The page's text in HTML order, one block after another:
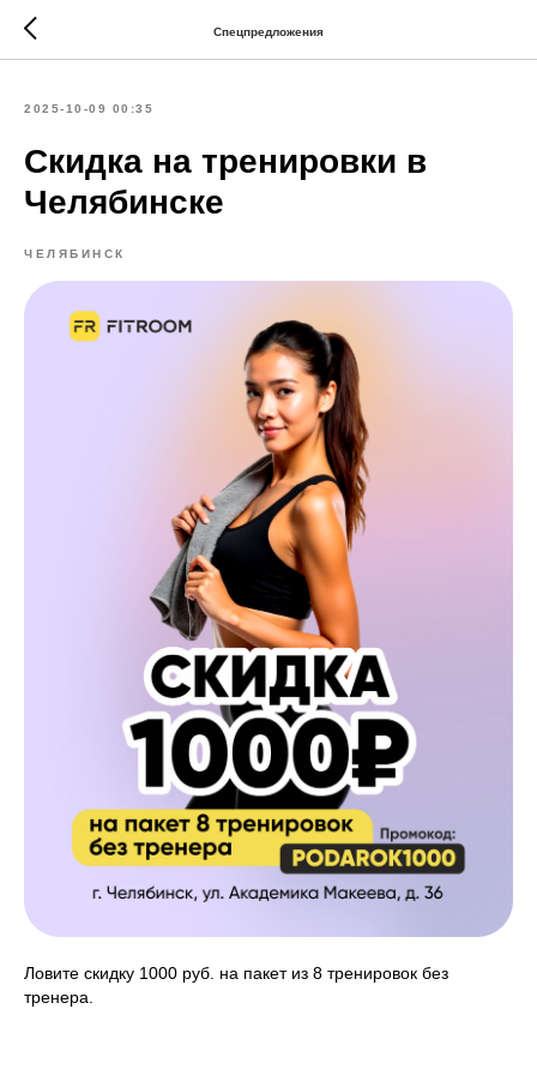
Спецпредложения
2025-10-09 00:35
Скидка на тренировки в
Челябинске
ЧЕЛЯБИНСК
Ловите скидку 1000 руб. на пакет из 8 тренировок без
тренера.